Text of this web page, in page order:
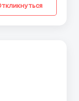
ЗП сос...